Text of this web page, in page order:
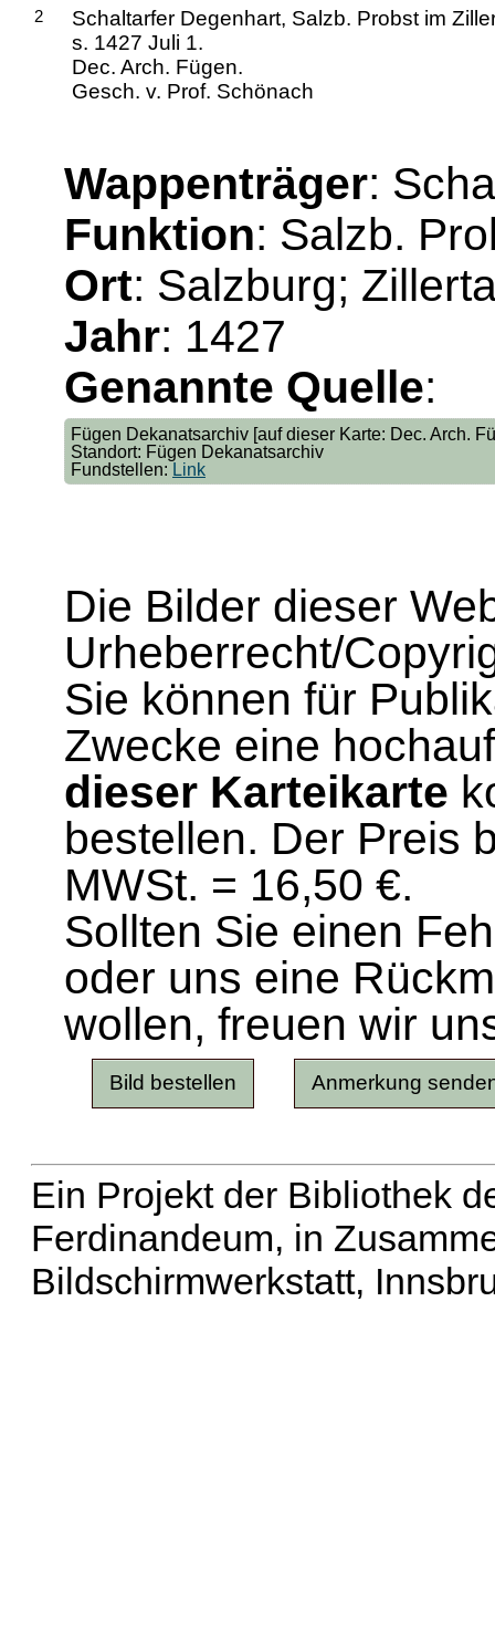
2
Schaltarfer Degenhart, Salzb. Probst im
s. 1427 Juli 1.
Dec. Arch. Fügen.
Gesch. v. Prof. Schönach
Wappenträger:
Funktion: Salzb.
Ort: Salzburg;
Jahr: 1427
Genannte Quelle:
Fügen Dekanatsarchiv [auf dieser Karte: Dec. Arch.
Standort: Fügen Dekanatsarchiv
Fundstellen: Link
Die Bilder dieser
Urheberrecht/
Sie können für
Zwecke eine
dieser Karteikarte
bestellen. Der Preis
MWSt. = 16,50 €.
Sollten Sie einen
oder uns eine
wollen, freuen wir
Ein Projekt der Bibliothek
Ferdinandeum, in
Bildschirmwerkstatt,